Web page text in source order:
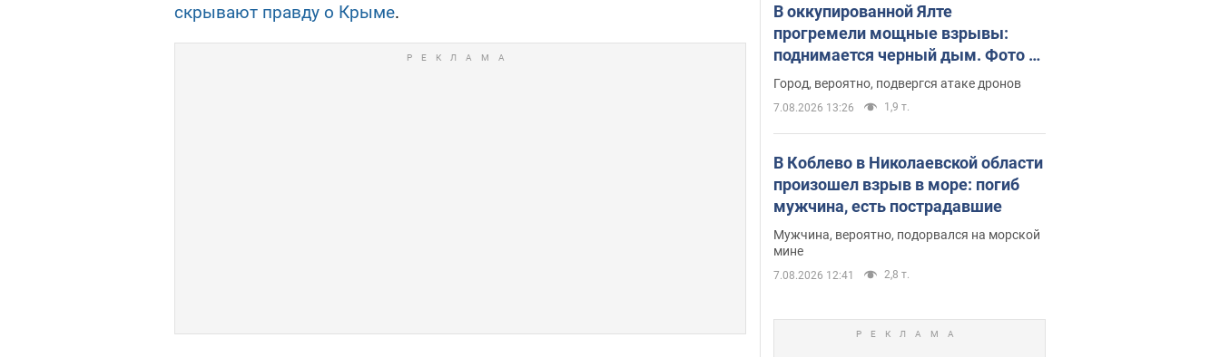
скрывают правду о Крыме.
В оккупированной Ялте
прогремели мощные взрывы:
поднимается черный дым. Фото и
видео
Город, вероятно, подвергся атаке дронов
7.08.2026 13:26 1,9 т.
В Коблево в Николаевской области
произошел взрыв в море: погиб
мужчина, есть пострадавшие
Мужчина, вероятно, подорвался на морской
мине
7.08.2026 12:41 2,8 т.